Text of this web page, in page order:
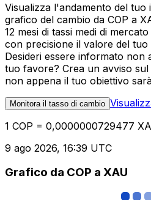
Visualizza l'andamento del tuo
grafico del cambio da COP a
12 mesi di tassi medi di
con precisione il valore del
Desideri essere informato non
tuo favore? Crea un avviso
non appena il tuo obiettivo
Monitora il tasso di cambio
1 COP = 0,0000000729477
9 ago 2026, 16:39 UTC
Grafico da COP a XAU